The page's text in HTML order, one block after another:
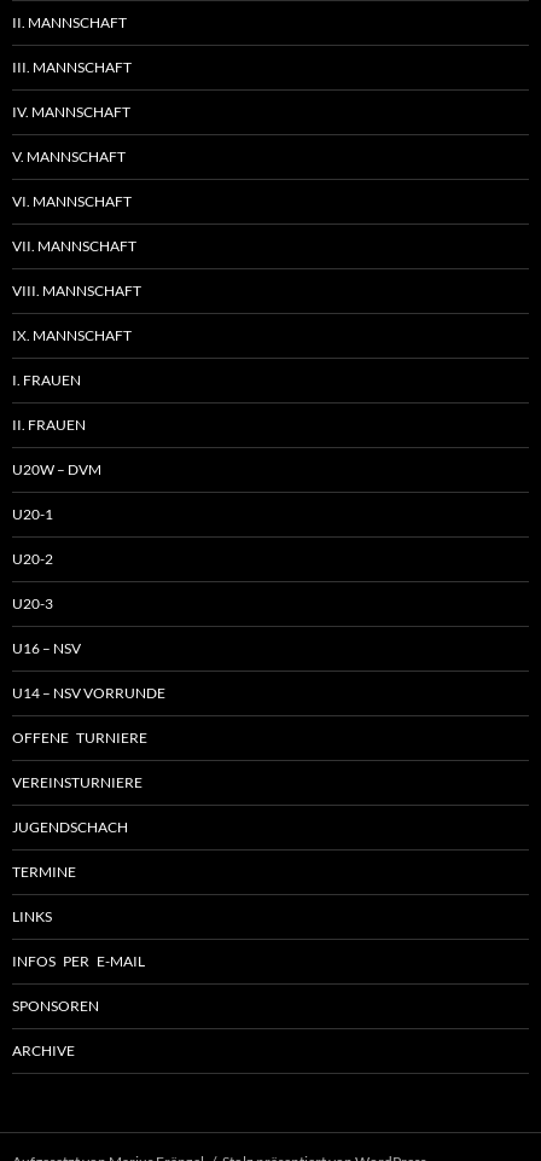
II. MANNSCHAFT
III. MANNSCHAFT
IV. MANNSCHAFT
V. MANNSCHAFT
VI. MANNSCHAFT
VII. MANNSCHAFT
VIII. MANNSCHAFT
IX. MANNSCHAFT
I. FRAUEN
II. FRAUEN
U20W – DVM
U20-1
U20-2
U20-3
U16 – NSV
U14 – NSV VORRUNDE
OFFENE TURNIERE
VEREINSTURNIERE
JUGENDSCHACH
TERMINE
LINKS
INFOS PER E-MAIL
SPONSOREN
ARCHIVE